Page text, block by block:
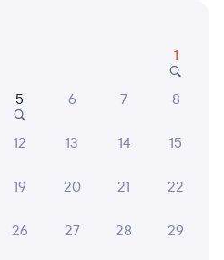
в Читу-2
8, 10, 12 августа Маршрут
1
5 6 7 8
12 13 14 15
19 20 21 22
26 27 28 29